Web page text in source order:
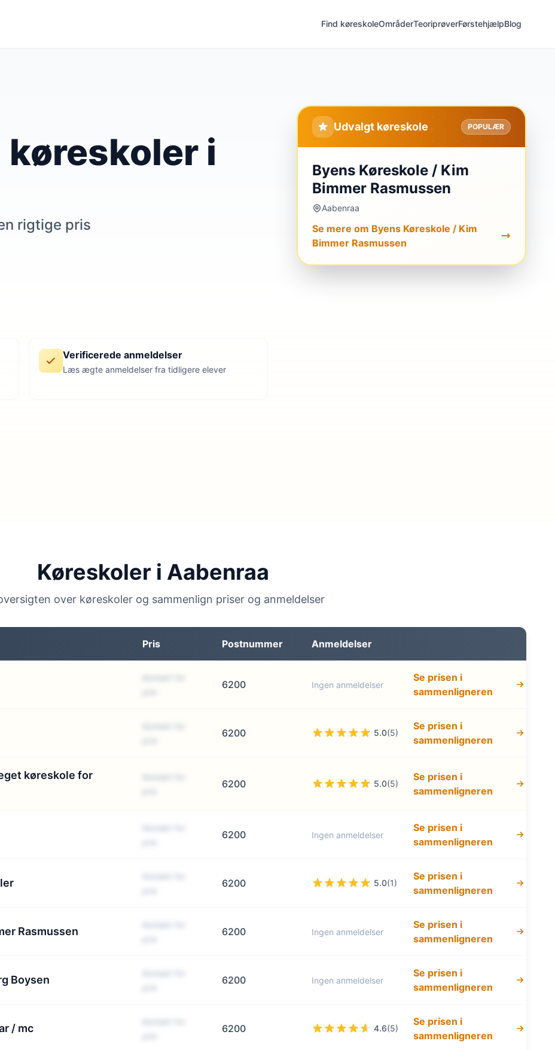
Find køreskoleOmråderTeoriprøverFørstehjælpBlog
i
rigtige pris
Verificerede anmeldelser
Læs ægte anmeldelser fra tidligere elever
Udvalgt køreskole POPULÆR
Byens Køreskole / Kim
Bimmer Rasmussen
Aabenraa
Se mere om Byens Køreskole / Kim
Bimmer Rasmussen
Køreskoler i Aabenraa
over køreskoler og sammenlign priser og anmeldelser
Pris Postnummer Anmeldelser
6200 Ingen anmeldelser
Se prisen i
sammenligneren
6200 5.0(5)
Se prisen i
sammenligneren
køreskole for
6200 5.0(5)
Se prisen i
sammenligneren
6200 Ingen anmeldelser
Se prisen i
sammenligneren
6200 5.0(1)
Se prisen i
sammenligneren
Rasmussen 6200 Ingen anmeldelser
Se prisen i
sammenligneren
Boysen 6200 Ingen anmeldelser
Se prisen i
sammenligneren
/ mc 6200 4.6(5)
Se prisen i
sammenligneren